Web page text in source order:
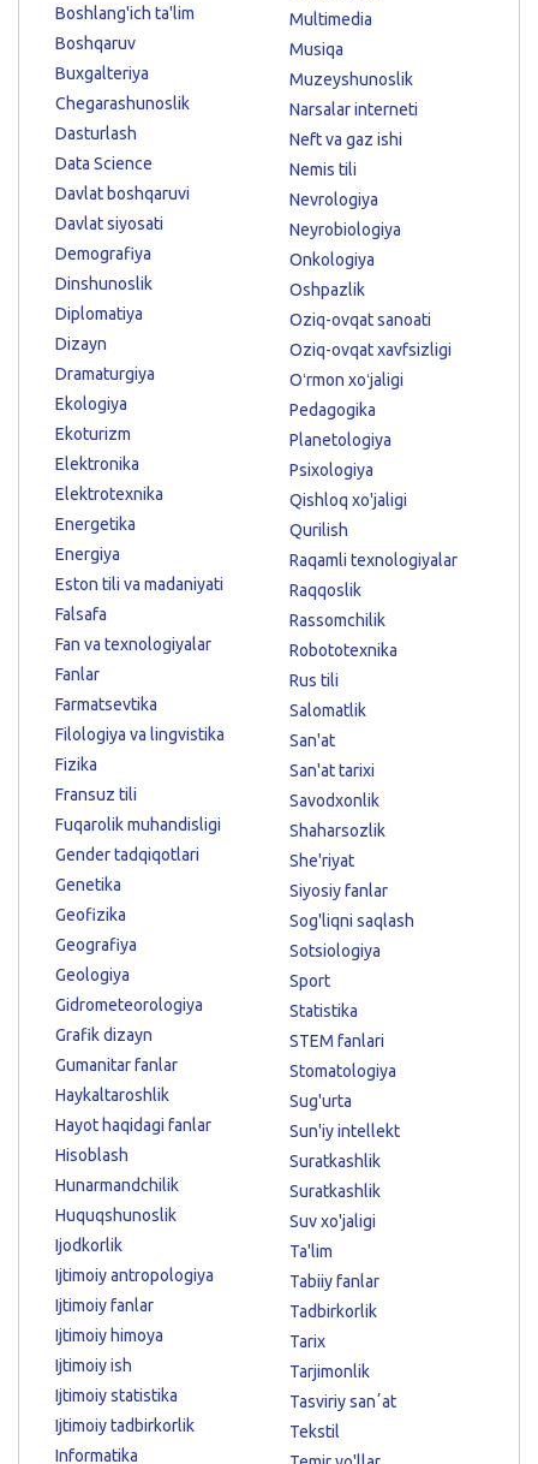
Boshlang'ich ta'lim
Boshqaruv
Buxgalteriya
Chegarashunoslik
Dasturlash
Data Science
Davlat boshqaruvi
Davlat siyosati
Demografiya
Dinshunoslik
Diplomatiya
Dizayn
Dramaturgiya
Ekologiya
Ekoturizm
Elektronika
Elektrotexnika
Energetika
Energiya
Eston tili va madaniyati
Falsafa
Fan va texnologiyalar
Fanlar
Farmatsevtika
Filologiya va lingvistika
Fizika
Fransuz tili
Fuqarolik muhandisligi
Gender tadqiqotlari
Genetika
Geofizika
Geografiya
Geologiya
Gidrometeorologiya
Grafik dizayn
Gumanitar fanlar
Haykaltaroshlik
Hayot haqidagi fanlar
Hisoblash
Hunarmandchilik
Huquqshunoslik
Ijodkorlik
Ijtimoiy antropologiya
Ijtimoiy fanlar
Ijtimoiy himoya
Ijtimoiy ish
Ijtimoiy statistika
Ijtimoiy tadbirkorlik
Informatika
Multimedia
Musiqa
Muzeyshunoslik
Narsalar interneti
Neft va gaz ishi
Nemis tili
Nevrologiya
Neyrobiologiya
Onkologiya
Oshpazlik
Oziq-ovqat sanoati
Oziq-ovqat xavfsizligi
Oʻrmon xoʻjaligi
Pedagogika
Planetologiya
Psixologiya
Qishloq xo'jaligi
Qurilish
Raqamli texnologiyalar
Raqqoslik
Rassomchilik
Robototexnika
Rus tili
Salomatlik
San'at
San'at tarixi
Savodxonlik
Shaharsozlik
She'riyat
Siyosiy fanlar
Sog'liqni saqlash
Sotsiologiya
Sport
Statistika
STEM fanlari
Stomatologiya
Sug'urta
Sun'iy intellekt
Suratkashlik
Suratkashlik
Suv xo'jaligi
Ta'lim
Tabiiy fanlar
Tadbirkorlik
Tarix
Tarjimonlik
Tasviriy sanʼat
Tekstil